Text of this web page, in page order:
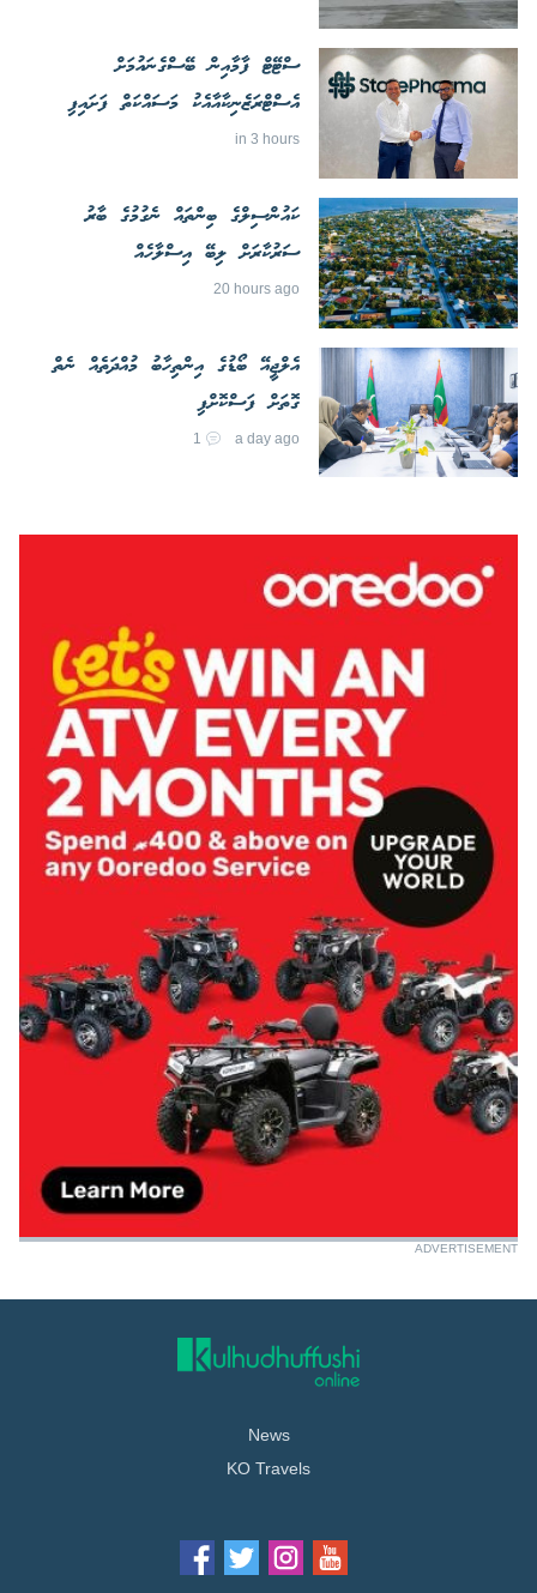
ސްޓޭޓް ފާމާއިން ބޭސްގެނައުމަށް
އެސްޓްރަޒެނިކާއާއެކު މަސައްކަތް ފަށައިފި
in 3 hours
ކައުންސިލްގެ ބިންތައް ނެގުމުގެ ބާރު
ސަރުކާރަށް ލިބޭ އިސްލާހެއް
20 hours ago
އެލްޖީއޭ ބޯޑުގެ އިންތިހާބު މުއްދަތެއް ނެތް
ގޮތަށް ފަސްކޮށްފި
a day ago
1
ADVERTISEMENT
News
KO Travels